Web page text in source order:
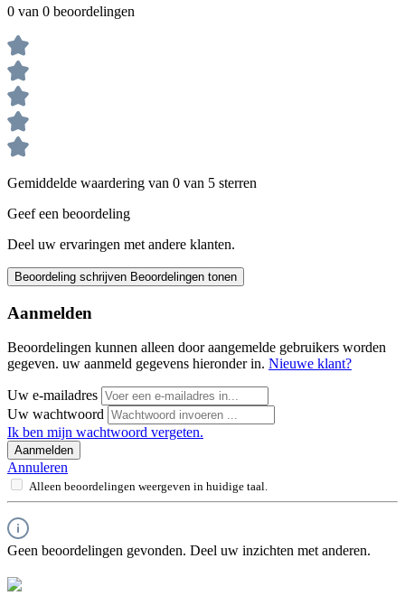
0 van 0 beoordelingen
Gemiddelde waardering van 0 van 5 sterren
Geef een beoordeling
Deel uw ervaringen met andere klanten.
Beoordeling schrijven Beoordelingen tonen
Aanmelden
Beoordelingen kunnen alleen door aangemelde gebruikers worden
gegeven. uw aanmeld gegevens hieronder in. Nieuwe klant?
Uw e-mailadres
Uw wachtwoord
Ik ben mijn wachtwoord vergeten.
Aanmelden
Annuleren
Alleen beoordelingen weergeven in huidige taal.
Geen beoordelingen gevonden. Deel uw inzichten met anderen.